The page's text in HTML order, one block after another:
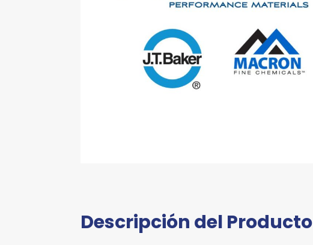
Descripción del Producto